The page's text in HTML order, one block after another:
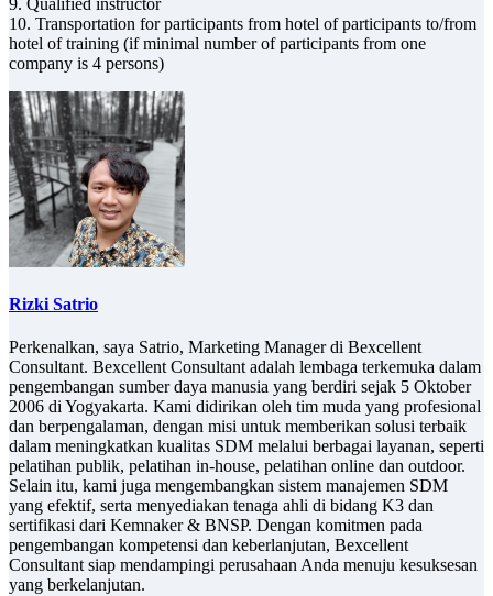
10. Transportation for participants from hotel of participants to/from
hotel of training (if minimal number of participants from one
company is 4 persons)
Rizki Satrio
Perkenalkan, saya Satrio, Marketing Manager di Bexcellent
Consultant. Bexcellent Consultant adalah lembaga terkemuka dalam
pengembangan sumber daya manusia yang berdiri sejak 5 Oktober
2006 di Yogyakarta. Kami didirikan oleh tim muda yang profesional
dan berpengalaman, dengan misi untuk memberikan solusi terbaik
dalam meningkatkan kualitas SDM melalui berbagai layanan, seperti
pelatihan publik, pelatihan in-house, pelatihan online dan outdoor.
Selain itu, kami juga mengembangkan sistem manajemen SDM
yang efektif, serta menyediakan tenaga ahli di bidang K3 dan
sertifikasi dari Kemnaker & BNSP. Dengan komitmen pada
pengembangan kompetensi dan keberlanjutan, Bexcellent
Consultant siap mendampingi perusahaan Anda menuju kesuksesan
yang berkelanjutan.